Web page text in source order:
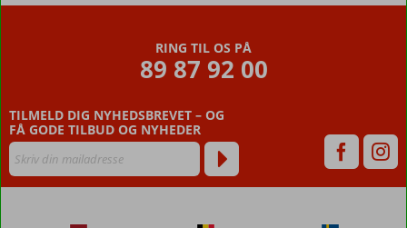
RING TIL OS PÅ
89 87 92 00
TILMELD DIG NYHEDSBREVET – OG
FÅ GODE TILBUD OG NYHEDER